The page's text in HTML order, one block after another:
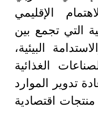
الإقليمي
التي تجمع بين
البيئية،
الغذائية
تدوير الموارد
اقتصادية